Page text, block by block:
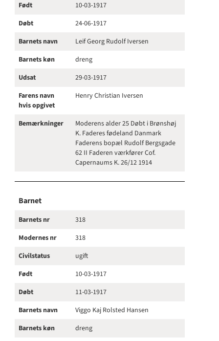
Født
10-03-1917
Døbt
24-06-1917
Barnets navn
Leif Georg Rudolf Iversen
Barnets køn
dreng
Udsat
29-03-1917
Farens navn
hvis opgivet
Henry Christian Iversen
Bemærkninger
Moderens alder 25 Døbt i Brønshøj
K. Faderes fødeland Danmark
Faderens bopæl Rudolf Bergsgade
62 II Faderen værkfører Cof.
Capernaums K. 26/12 1914
Barnet
Barnets nr
318
Modernes nr
318
Civilstatus
ugift
Født
10-03-1917
Døbt
11-03-1917
Barnets navn
Viggo Kaj Rolsted Hansen
Barnets køn
dreng